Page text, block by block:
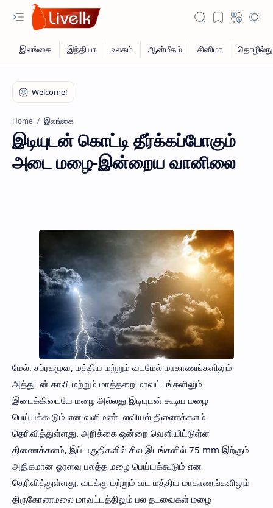
Home இலங்கை
இடியுடன் கொட்டி தீர்க்கப்போகும்
அடை மழை-இன்றைய வானிலை
மேல், சப்ரகமுவ, மத்திய மற்றும் வடமேல் மாகாணங்களிலும்
அத்துடன் காலி மற்றும் மாத்தறை மாவட்டங்களிலும்
இடைக்கிடையே மழை அல்லது இடியுடன் கூடிய மழை
பெய்யக்கூடும் என வளிமண்டலவியல் திணைக்களம்
தெரிவித்துள்ளது. அறிக்கை ஒன்றை வௌியிட்டுள்ள
திணைக்களம், இப் பகுதிகளில் சில இடங்களில் 75 mm இற்கும்
அதிகமான ஓரளவு பலத்த மழை பெய்யக்கூடும் என
தெரிவித்துள்ளது. வடக்கு மற்றும் வட மத்திய மாகாணங்களிலும்
திருகோணமலை மாவட்டத்திலும் பல தடவைகள் மழை